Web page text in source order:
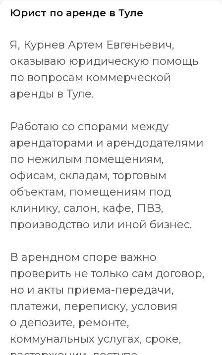
Юрист по аренде в Туле
Я, Курнев Артем Евгеньевич,
оказываю юридическую помощь
по вопросам коммерческой
аренды в Туле.
Работаю со спорами между
арендаторами и арендодателями
по нежилым помещениям,
офисам, складам, торговым
объектам, помещениям под
клинику, салон, кафе, ПВЗ,
производство или иной бизнес.
В арендном споре важно
проверить не только сам договор,
но и акты приема-передачи,
платежи, переписку, условия
о депозите, ремонте,
коммунальных услугах, сроке,